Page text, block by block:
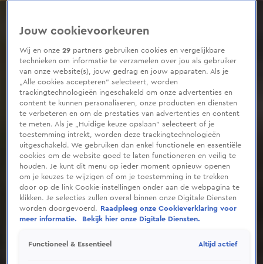
0
seconds
Jouw cookievoorkeuren
Wij en onze29 partners gebruiken cookies en vergelijkbare
technieken om informatie te verzamelen over jou als gebruiker
van onze website(s), jouw gedrag en jouw apparaten. Als je
„Alle cookies accepteren” selecteert, worden
trackingtechnologieën ingeschakeld om onze advertenties en
content te kunnen personaliseren, onze producten en diensten
te verbeteren en om de prestaties van advertenties en content
te meten. Als je „Huidige keuze opslaan” selecteert of je
toestemming intrekt, worden deze trackingtechnologieën
uitgeschakeld. We gebruiken dan enkel functionele en essentiële
cookies om de website goed te laten functioneren en veilig te
houden. Je kunt dit menu op ieder moment opnieuw openen
om je keuzes te wijzigen of om je toestemming in te trekken
door op de link Cookie-instellingen onder aan de webpagina te
klikken. Je selecties zullen overal binnen onze Digitale Diensten
worden doorgevoerd.
Raadpleeg onze Cookieverklaring voor
meer informatie.
Bekijk hier onze Digitale Diensten.
Functioneel & Essentieel Altijd actief